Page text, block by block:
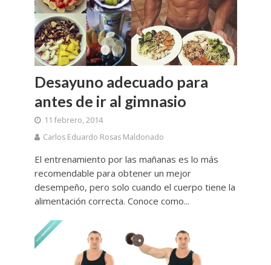
Desayuno adecuado para
antes de ir al gimnasio
11 febrero, 2014
Carlos Eduardo Rosas Maldonado
El entrenamiento por las mañanas es lo más
recomendable para obtener un mejor
desempeño, pero solo cuando el cuerpo tiene la
alimentación correcta. Conoce como...